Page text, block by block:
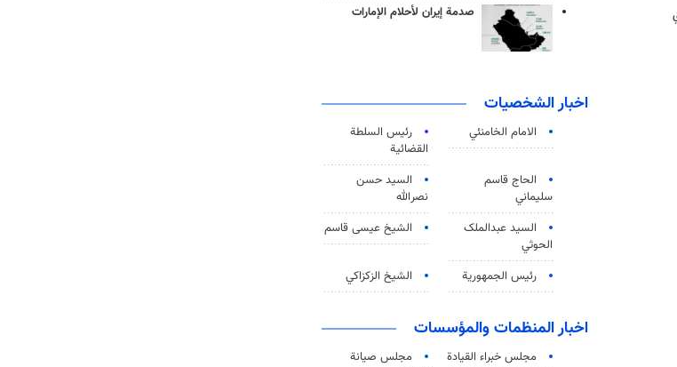
صدمة إيران لأحلام الإمارات
اخبار الشخصيات
الامام الخامنئي
رئیس السلطة
القضائیة
الحاج قاسم
سليماني
السيد حسن
نصرالله
السید عبدالملک
الحوثي
الشيخ عيسى قاسم
رئيس الجمهورية الشيخ الزكزاكي
اخبار المنظمات والمؤسسات
مجلس خبراء القيادة
مجلس صيانة